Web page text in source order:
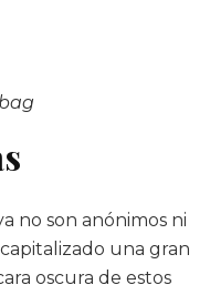
no son anónimos ni
una gran
oscura de estos